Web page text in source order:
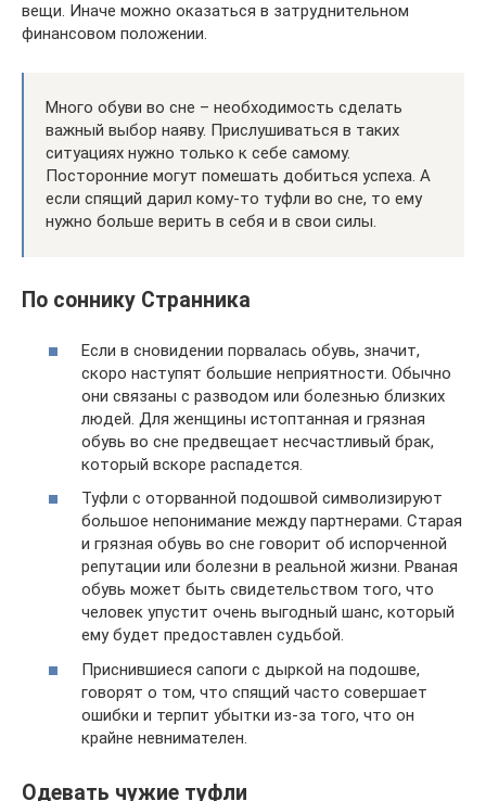
вещи. Иначе можно оказаться в затруднительном
финансовом положении.
Много обуви во сне – необходимость сделать
важный выбор наяву. Прислушиваться в таких
ситуациях нужно только к себе самому.
Посторонние могут помешать добиться успеха. А
если спящий дарил кому-то туфли во сне, то ему
нужно больше верить в себя и в свои силы.
По соннику Странника
Если в сновидении порвалась обувь, значит,
скоро наступят большие неприятности. Обычно
они связаны с разводом или болезнью близких
людей. Для женщины истоптанная и грязная
обувь во сне предвещает несчастливый брак,
который вскоре распадется.
Туфли с оторванной подошвой символизируют
большое непонимание между партнерами. Старая
и грязная обувь во сне говорит об испорченной
репутации или болезни в реальной жизни. Рваная
обувь может быть свидетельством того, что
человек упустит очень выгодный шанс, который
ему будет предоставлен судьбой.
Приснившиеся сапоги с дыркой на подошве,
говорят о том, что спящий часто совершает
ошибки и терпит убытки из-за того, что он
крайне невнимателен.
Одевать чужие туфли